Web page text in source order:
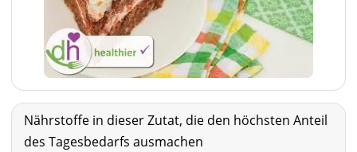
Nährstoffe in dieser Zutat, die den höchsten Anteil
des Tagesbedarfs ausmachen